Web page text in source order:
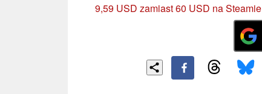
9,59 USD zamiast 60 USD na Steamie